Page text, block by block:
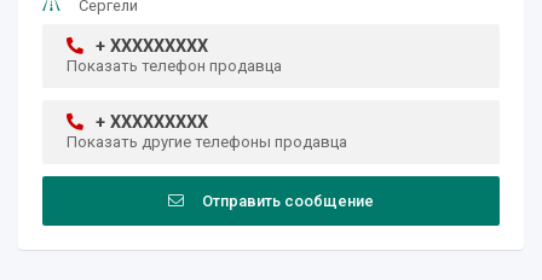
Сергели
+ XXXXXXXXX
Показать телефон продавца
+ XXXXXXXXX
Показать другие телефоны продавца
Отправить сообщение